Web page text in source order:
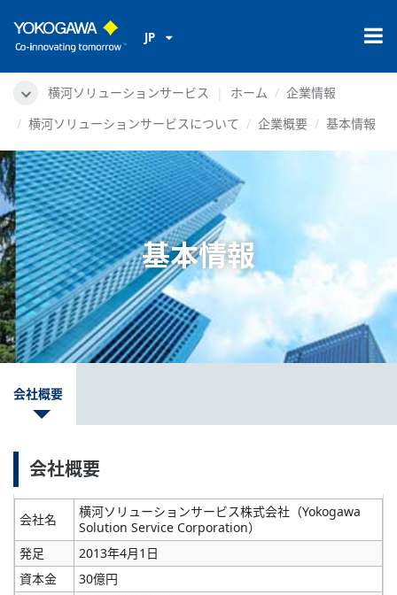
JP
横河ソリューションサービス ホーム
企業情報
横河ソリューションサービスについて
企業概要 基本情報
基本情報
会社概要
会社概要
会社名
横河ソリューションサービス株式会社（Yokogawa
Solution Service Corporation）
発足
2013年4月1日
資本金
30億円